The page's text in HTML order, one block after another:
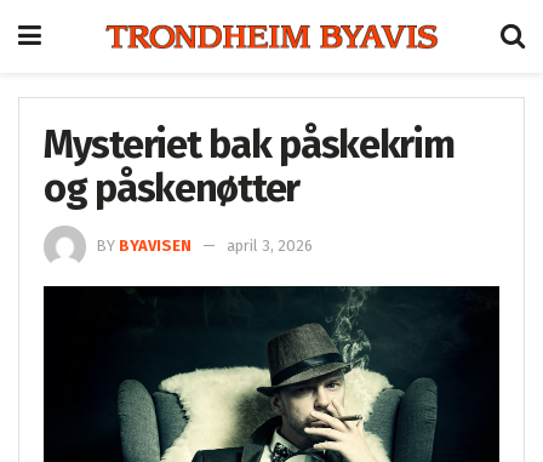
Mysteriet bak påskekrim
og påskenøtter
BY BYAVISEN april 3, 2026